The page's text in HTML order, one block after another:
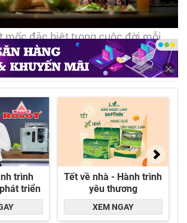
mốc đặc biệt trong cuộc đời mỗi
là cơ hội tuyệt vời để ta gửi trao
DNCC